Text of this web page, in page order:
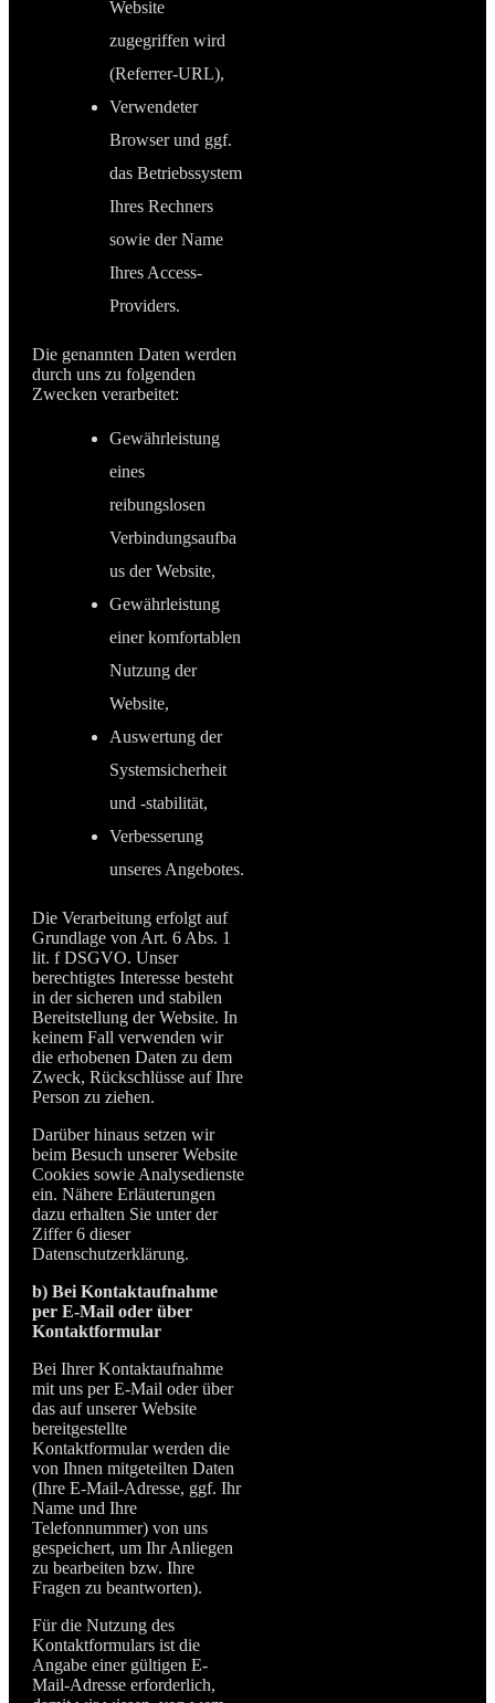
Website
zugegriffen wird
(Referrer-URL),
Verwendeter
Browser und ggf.
das Betriebssystem
Ihres Rechners
sowie der Name
Ihres Access-
Providers.
Die genannten Daten werden
durch uns zu folgenden
Zwecken verarbeitet:
Gewährleistung
eines
reibungslosen
Verbindungsaufba
us der Website,
Gewährleistung
einer komfortablen
Nutzung der
Website,
Auswertung der
Systemsicherheit
und -stabilität,
Verbesserung
unseres Angebotes.
Die Verarbeitung erfolgt auf
Grundlage von Art. 6 Abs. 1
lit. f DSGVO. Unser
berechtigtes Interesse besteht
in der sicheren und stabilen
Bereitstellung der Website. In
keinem Fall verwenden wir
die erhobenen Daten zu dem
Zweck, Rückschlüsse auf Ihre
Person zu ziehen.
Darüber hinaus setzen wir
beim Besuch unserer Website
Cookies sowie Analysedienste
ein. Nähere Erläuterungen
dazu erhalten Sie unter der
Ziffer 6 dieser
Datenschutzerklärung.
b) Bei Kontaktaufnahme
per E-Mail oder über
Kontaktformular
Bei Ihrer Kontaktaufnahme
mit uns per E-Mail oder über
das auf unserer Website
bereitgestellte
Kontaktformular werden die
von Ihnen mitgeteilten Daten
(Ihre E-Mail-Adresse, ggf. Ihr
Name und Ihre
Telefonnummer) von uns
gespeichert, um Ihr Anliegen
zu bearbeiten bzw. Ihre
Fragen zu beantworten).
Für die Nutzung des
Kontaktformulars ist die
Angabe einer gültigen E-
Mail-Adresse erforderlich,